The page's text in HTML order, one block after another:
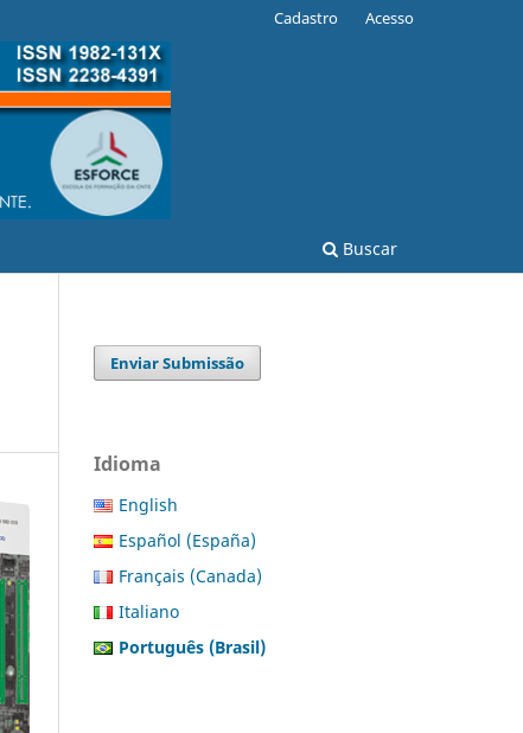
Buscar
Cadastro Acesso
Enviar Submissão
Idioma
English
Español (España)
Français (Canada)
Italiano
Português (Brasil)